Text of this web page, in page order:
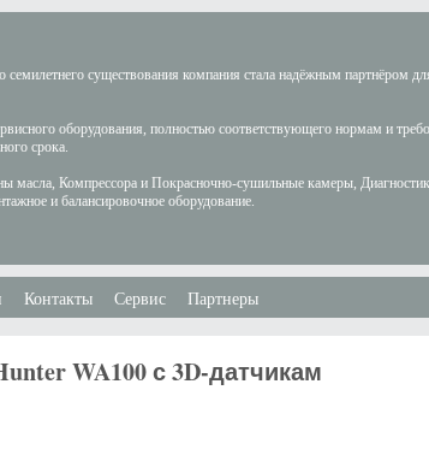
существования компания стала надёжным партнёром
оборудования, полностью соответствующего нормам и
срока.
Компрессора и Покрасночно-сушильные камеры,
и балансировочное оборудование.
Контакты Сервис Партнеры
WA100 с 3D-датчикам